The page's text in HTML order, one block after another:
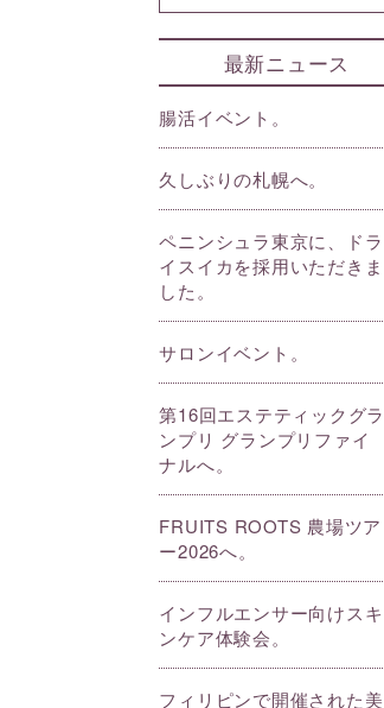
最新ニュース
腸活イベント。
久しぶりの札幌へ。
ペニンシュラ東京に、ドラ
イスイカを採用いただきま
した。
サロンイベント。
第16回エステティックグラ
ンプリ グランプリファイ
ナルへ。
FRUITS ROOTS 農場ツア
ー2026へ。
インフルエンサー向けスキ
ンケア体験会。
フィリピンで開催された美